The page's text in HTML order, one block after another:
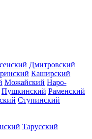
Дмитровский
Каширский
Можайский Наро-
Пушкинский Раменский
Ступинский
Тарусский